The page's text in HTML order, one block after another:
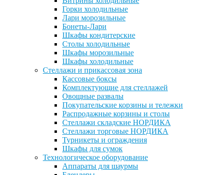
Горки холодильные
Лари морозильные
Бонеты-Лари
Шкафы кондитерские
Столы холодильные
Шкафы морозильные
Шкафы холодильные
Стеллажи и прикассовая зона
Кассовые боксы
Комплектующие для стеллажей
Овощные развалы
Покупательские корзины и тележки
Распродажные корзины и столы
Стеллажи складские НОРДИКА
Стеллажи торговые НОРДИКА
Турникеты и ограждения
Шкафы для сумок
Технологическое оборудование
Аппараты для шаурмы